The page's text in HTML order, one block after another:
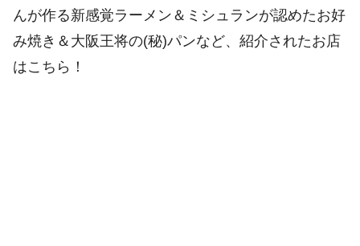
んが作る新感覚ラーメン＆ミシュランが認めたお好
み焼き＆大阪王将の(秘)パンなど、紹介されたお店
はこちら！